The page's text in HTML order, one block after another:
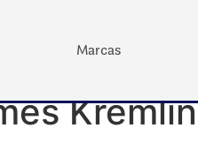
Marcas
Kremlin